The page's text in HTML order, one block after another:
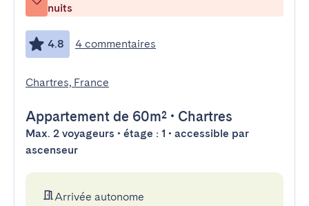
nuits
4.8 4 commentaires
Chartres, France
Appartement de 60m² • Chartres
Max. 2 voyageurs • étage : 1 • accessible par
ascenseur
Arrivée autonome